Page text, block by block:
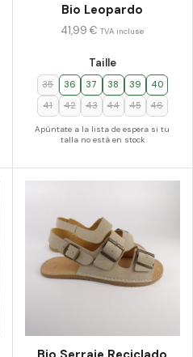
Bio Leopardo
Taille
35 36 37 38 39
40
41
42 43 44 45 46
Apúntate a la lista de espera si tu
talla no está en stock
41,99€ TVA incluse